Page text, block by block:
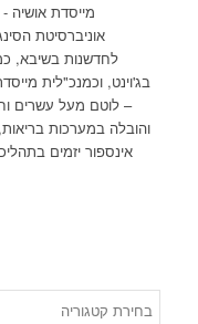
מייסדת אושיה
אוניברסיטת
לחדשנות בשיבא,
בג'וינט, וכמנכ"לית
– לוטם מעל עשרים
והובלה במערכות
אינספור יזמים